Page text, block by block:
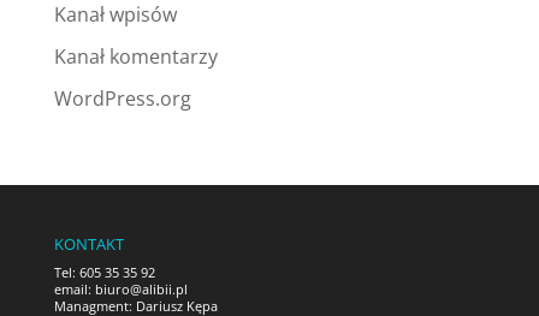
Kanał wpisów
Kanał komentarzy
WordPress.org
KONTAKT
Tel: 605 35 35 92
email: biuro@alibii.pl
Managment: Dariusz Kępa